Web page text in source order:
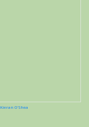
Kieran O'Shea